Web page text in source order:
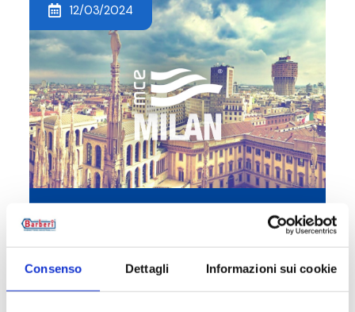
Consenso Dettagli Informazioni sui cookie
12/03/2024
MCE Milan | Pad 4 - Stand D33 E34